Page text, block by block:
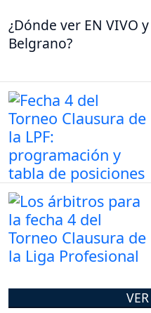
¿Dónde ver EN VIVO
Belgrano?